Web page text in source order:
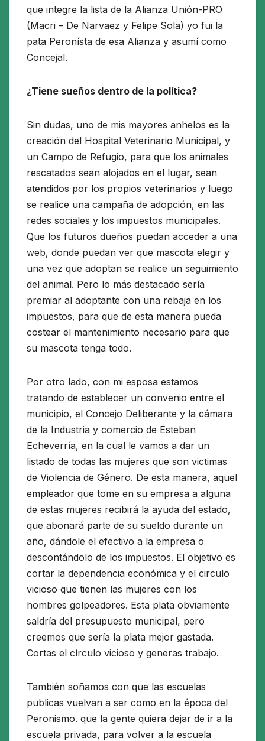
que integre la lista de la Alianza Unión-PRO
(Macri – De Narvaez y Felipe Sola) yo fui la
pata Peronísta de esa Alianza y asumí como
Concejal.
¿Tiene sueños dentro de la política?
Sin dudas, uno de mis mayores anhelos es la
creación del Hospital Veterinario Municipal, y
un Campo de Refugio, para que los animales
rescatados sean alojados en el lugar, sean
atendidos por los propios veterinarios y luego
se realice una campaña de adopción, en las
redes sociales y los impuestos municipales.
Que los futuros dueños puedan acceder a una
web, donde puedan ver que mascota elegir y
una vez que adoptan se realice un seguimiento
del animal. Pero lo más destacado sería
premiar al adoptante con una rebaja en los
impuestos, para que de esta manera pueda
costear el mantenimiento necesario para que
su mascota tenga todo.
Por otro lado, con mi esposa estamos
tratando de establecer un convenio entre el
municipio, el Concejo Deliberante y la cámara
de la Industria y comercio de Esteban
Echeverría, en la cual le vamos a dar un
listado de todas las mujeres que son victimas
de Violencia de Género. De esta manera, aquel
empleador que tome en su empresa a alguna
de estas mujeres recibirá la ayuda del estado,
que abonará parte de su sueldo durante un
año, dándole el efectivo a la empresa o
descontándolo de los impuestos. El objetivo es
cortar la dependencia económica y el circulo
vicioso que tienen las mujeres con los
hombres golpeadores. Esta plata obviamente
saldría del presupuesto municipal, pero
creemos que sería la plata mejor gastada.
Cortas el círculo vicioso y generas trabajo.
También soñamos con que las escuelas
publicas vuelvan a ser como en la época del
Peronismo. que la gente quiera dejar de ir a la
escuela privada, para volver a la escuela